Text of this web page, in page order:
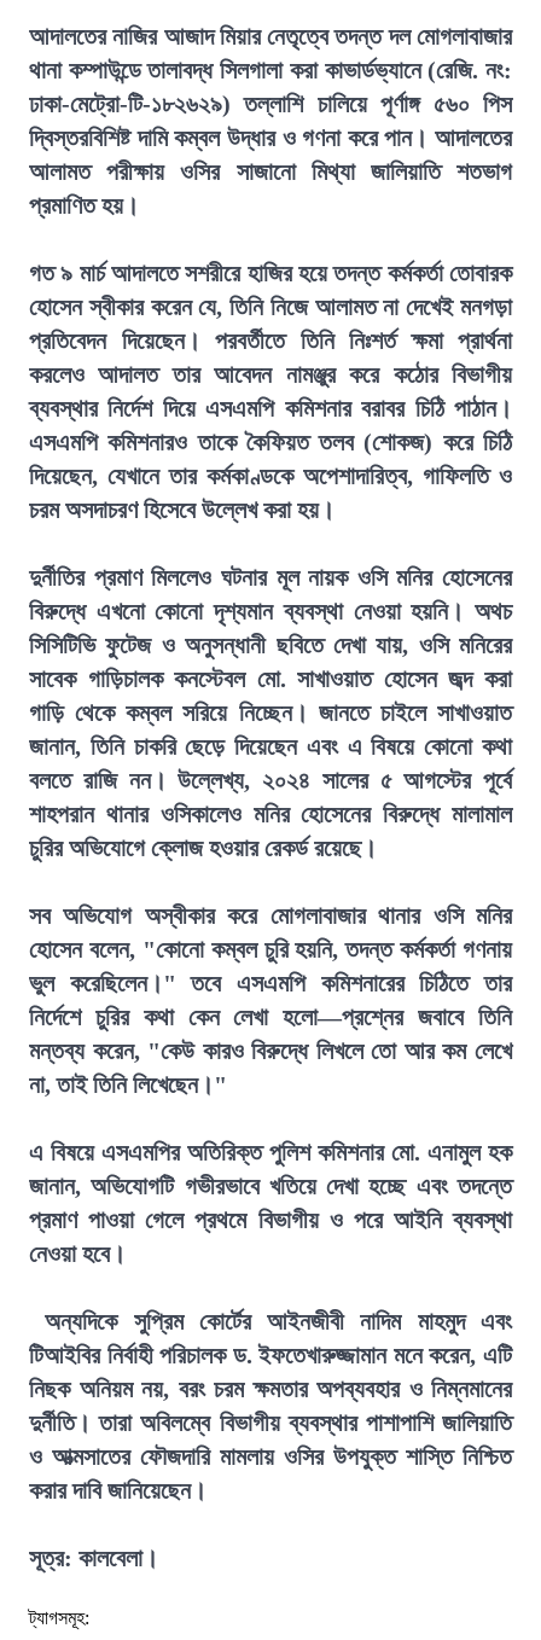
আদালতের নাজির আজাদ মিয়ার নেতৃত্বে তদন্ত দল মোগলাবাজার
থানা কম্পাউন্ডে তালাবদ্ধ সিলগালা করা কাভার্ডভ্যানে (রেজি. নং:
ঢাকা-মেট্রো-টি-১৮২৬২৯) তল্লাশি চালিয়ে পূর্ণাঙ্গ ৫৬০ পিস
দ্বিস্তরবিশিষ্ট দামি কম্বল উদ্ধার ও গণনা করে পান। আদালতের
আলামত পরীক্ষায় ওসির সাজানো মিথ্যা জালিয়াতি শতভাগ
প্রমাণিত হয়।
গত ৯ মার্চ আদালতে সশরীরে হাজির হয়ে তদন্ত কর্মকর্তা তোবারক
হোসেন স্বীকার করেন যে, তিনি নিজে আলামত না দেখেই মনগড়া
প্রতিবেদন দিয়েছেন। পরবর্তীতে তিনি নিঃশর্ত ক্ষমা প্রার্থনা
করলেও আদালত তার আবেদন নামঞ্জুর করে কঠোর বিভাগীয়
ব্যবস্থার নির্দেশ দিয়ে এসএমপি কমিশনার বরাবর চিঠি পাঠান।
এসএমপি কমিশনারও তাকে কৈফিয়ত তলব (শোকজ) করে চিঠি
দিয়েছেন, যেখানে তার কর্মকাণ্ডকে অপেশাদারিত্ব, গাফিলতি ও
চরম অসদাচরণ হিসেবে উল্লেখ করা হয়।
দুর্নীতির প্রমাণ মিললেও ঘটনার মূল নায়ক ওসি মনির হোসেনের
বিরুদ্ধে এখনো কোনো দৃশ্যমান ব্যবস্থা নেওয়া হয়নি। অথচ
সিসিটিভি ফুটেজ ও অনুসন্ধানী ছবিতে দেখা যায়, ওসি মনিরের
সাবেক গাড়িচালক কনস্টেবল মো. সাখাওয়াত হোসেন জব্দ করা
গাড়ি থেকে কম্বল সরিয়ে নিচ্ছেন। জানতে চাইলে সাখাওয়াত
জানান, তিনি চাকরি ছেড়ে দিয়েছেন এবং এ বিষয়ে কোনো কথা
বলতে রাজি নন। উল্লেখ্য, ২০২৪ সালের ৫ আগস্টের পূর্বে
শাহপরান থানার ওসিকালেও মনির হোসেনের বিরুদ্ধে মালামাল
চুরির অভিযোগে ক্লোজ হওয়ার রেকর্ড রয়েছে।
সব অভিযোগ অস্বীকার করে মোগলাবাজার থানার ওসি মনির
হোসেন বলেন, "কোনো কম্বল চুরি হয়নি, তদন্ত কর্মকর্তা গণনায়
ভুল করেছিলেন।" তবে এসএমপি কমিশনারের চিঠিতে তার
নির্দেশে চুরির কথা কেন লেখা হলো—প্রশ্নের জবাবে তিনি
মন্তব্য করেন, "কেউ কারও বিরুদ্ধে লিখলে তো আর কম লেখে
না, তাই তিনি লিখেছেন।"
এ বিষয়ে এসএমপির অতিরিক্ত পুলিশ কমিশনার মো. এনামুল হক
জানান, অভিযোগটি গভীরভাবে খতিয়ে দেখা হচ্ছে এবং তদন্তে
প্রমাণ পাওয়া গেলে প্রথমে বিভাগীয় ও পরে আইনি ব্যবস্থা
নেওয়া হবে।
অন্যদিকে সুপ্রিম কোর্টের আইনজীবী নাদিম মাহমুদ এবং
টিআইবির নির্বাহী পরিচালক ড. ইফতেখারুজ্জামান মনে করেন, এটি
নিছক অনিয়ম নয়, বরং চরম ক্ষমতার অপব্যবহার ও নিম্নমানের
দুর্নীতি। তারা অবিলম্বে বিভাগীয় ব্যবস্থার পাশাপাশি জালিয়াতি
ও আত্মসাতের ফৌজদারি মামলায় ওসির উপযুক্ত শাস্তি নিশ্চিত
করার দাবি জানিয়েছেন।
সূত্র: কালবেলা।
ট্যাগসমূহ: